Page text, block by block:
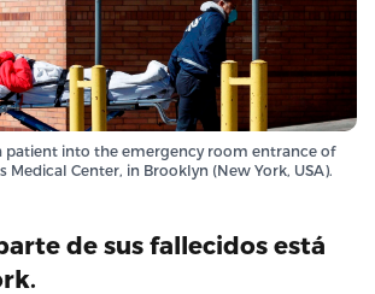
patient into the emergency room entrance of
Medical Center, in Brooklyn (New York, USA).
de sus fallecidos está